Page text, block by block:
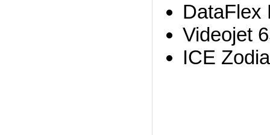
DataFlex
Videojet
ICE